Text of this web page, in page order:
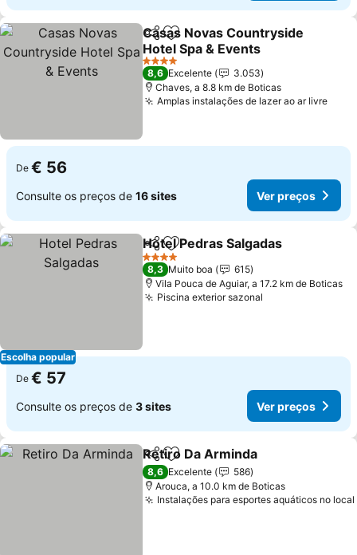
PartilharAdicionar aos favoritos
Casas Novas Countryside
Hotel Spa & Events
4 Estrelas
8,6 Excelente
3.053
Chaves, a 8.8 km de Boticas
Amplas instalações de lazer ao ar livre
De € 56
Consulte os preços de 16 sites Ver preços
Escolha popular
PartilharAdicionar aos favoritos
Hotel Pedras Salgadas
4 Estrelas
8,3 Muito boa
615
Vila Pouca de Aguiar, a 17.2 km de Boticas
Piscina exterior sazonal
De € 57
Consulte os preços de 3 sites Ver preços
PartilharAdicionar aos favoritos
Retiro Da Arminda
8,6 Excelente
586
Arouca, a 10.0 km de Boticas
Instalações para esportes aquáticos no local